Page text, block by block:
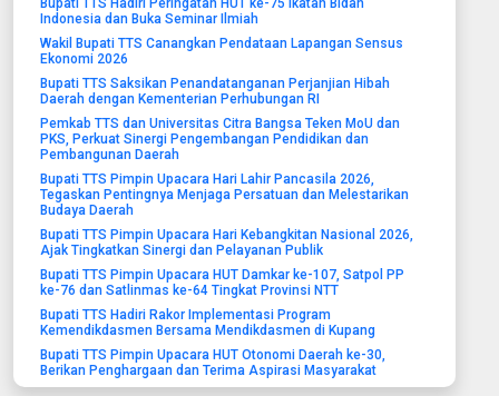
Bupati TTS Hadiri Peringatan HUT ke-75 Ikatan Bidan
Indonesia dan Buka Seminar Ilmiah
Wakil Bupati TTS Canangkan Pendataan Lapangan Sensus
Ekonomi 2026
Bupati TTS Saksikan Penandatanganan Perjanjian Hibah
Daerah dengan Kementerian Perhubungan RI
Pemkab TTS dan Universitas Citra Bangsa Teken MoU dan
PKS, Perkuat Sinergi Pengembangan Pendidikan dan
Pembangunan Daerah
Bupati TTS Pimpin Upacara Hari Lahir Pancasila 2026,
Tegaskan Pentingnya Menjaga Persatuan dan Melestarikan
Budaya Daerah
Bupati TTS Pimpin Upacara Hari Kebangkitan Nasional 2026,
Ajak Tingkatkan Sinergi dan Pelayanan Publik
Bupati TTS Pimpin Upacara HUT Damkar ke-107, Satpol PP
ke-76 dan Satlinmas ke-64 Tingkat Provinsi NTT
Bupati TTS Hadiri Rakor Implementasi Program
Kemendikdasmen Bersama Mendikdasmen di Kupang
Bupati TTS Pimpin Upacara HUT Otonomi Daerah ke-30,
Berikan Penghargaan dan Terima Aspirasi Masyarakat